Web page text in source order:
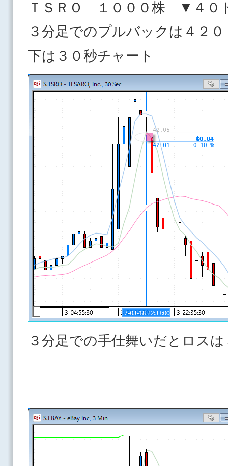
ＴＳＲＯ １０００株 ▼４０
３分足でのプルバックは４２
下は３０秒チャート
３分足での手仕舞いだとロス